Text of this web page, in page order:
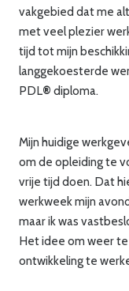
vakgebied dat me
met veel plezier
tijd tot mijn
langgekoesterde
PDL® diploma.
Mijn huidige
om de opleiding te
vrije tijd doen. Dat
werkweek mijn
maar ik was
Het idee om weer
ontwikkeling te